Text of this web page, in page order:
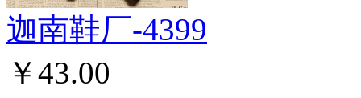
迦南鞋厂-4399
￥43.00